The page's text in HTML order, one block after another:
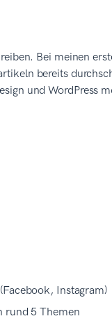
Bei meinen
bereits
und WordPress
Instagram)
rund 5 Themen